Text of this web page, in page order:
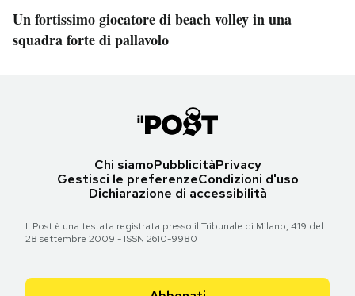
Un fortissimo giocatore di beach volley in una
squadra forte di pallavolo
Chi siamoPubblicitàPrivacy
Gestisci le preferenzeCondizioni d'uso
Dichiarazione di accessibilità
Il Post è una testata registrata presso il Tribunale di Milano, 419 del
28 settembre 2009 - ISSN 2610-9980